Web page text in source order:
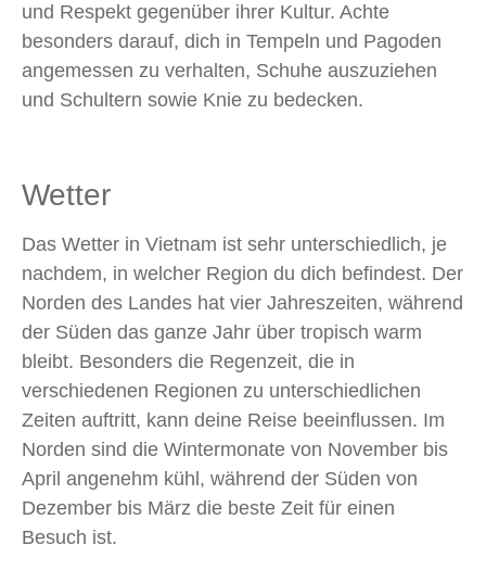
und Respekt gegenüber ihrer Kultur. Achte
besonders darauf, dich in Tempeln und Pagoden
angemessen zu verhalten, Schuhe auszuziehen
und Schultern sowie Knie zu bedecken.
Wetter
Das Wetter in Vietnam ist sehr unterschiedlich, je
nachdem, in welcher Region du dich befindest. Der
Norden des Landes hat vier Jahreszeiten, während
der Süden das ganze Jahr über tropisch warm
bleibt. Besonders die Regenzeit, die in
verschiedenen Regionen zu unterschiedlichen
Zeiten auftritt, kann deine Reise beeinflussen. Im
Norden sind die Wintermonate von November bis
April angenehm kühl, während der Süden von
Dezember bis März die beste Zeit für einen
Besuch ist.